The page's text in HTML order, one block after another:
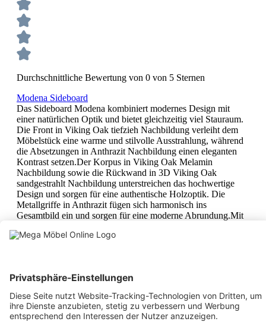
Durchschnittliche Bewertung von 0 von 5 Sternen
Modena Sideboard
Das Sideboard Modena kombiniert modernes Design mit
einer natürlichen Optik und bietet gleichzeitig viel Stauraum.
Die Front in Viking Oak tiefzieh Nachbildung verleiht dem
Möbelstück eine warme und stilvolle Ausstrahlung, während
die Absetzungen in Anthrazit Nachbildung einen eleganten
Kontrast setzen.Der Korpus in Viking Oak Melamin
Nachbildung sowie die Rückwand in 3D Viking Oak
sandgestrahlt Nachbildung unterstreichen das hochwertige
Design und sorgen für eine authentische Holzoptik. Die
Metallgriffe in Anthrazit fügen sich harmonisch ins
Gesamtbild ein und sorgen für eine moderne Abrundung.Mit
Sideboard großzügigen Stauraum für Geschirr, Dekoration
719,00 €
In den Warenkorb